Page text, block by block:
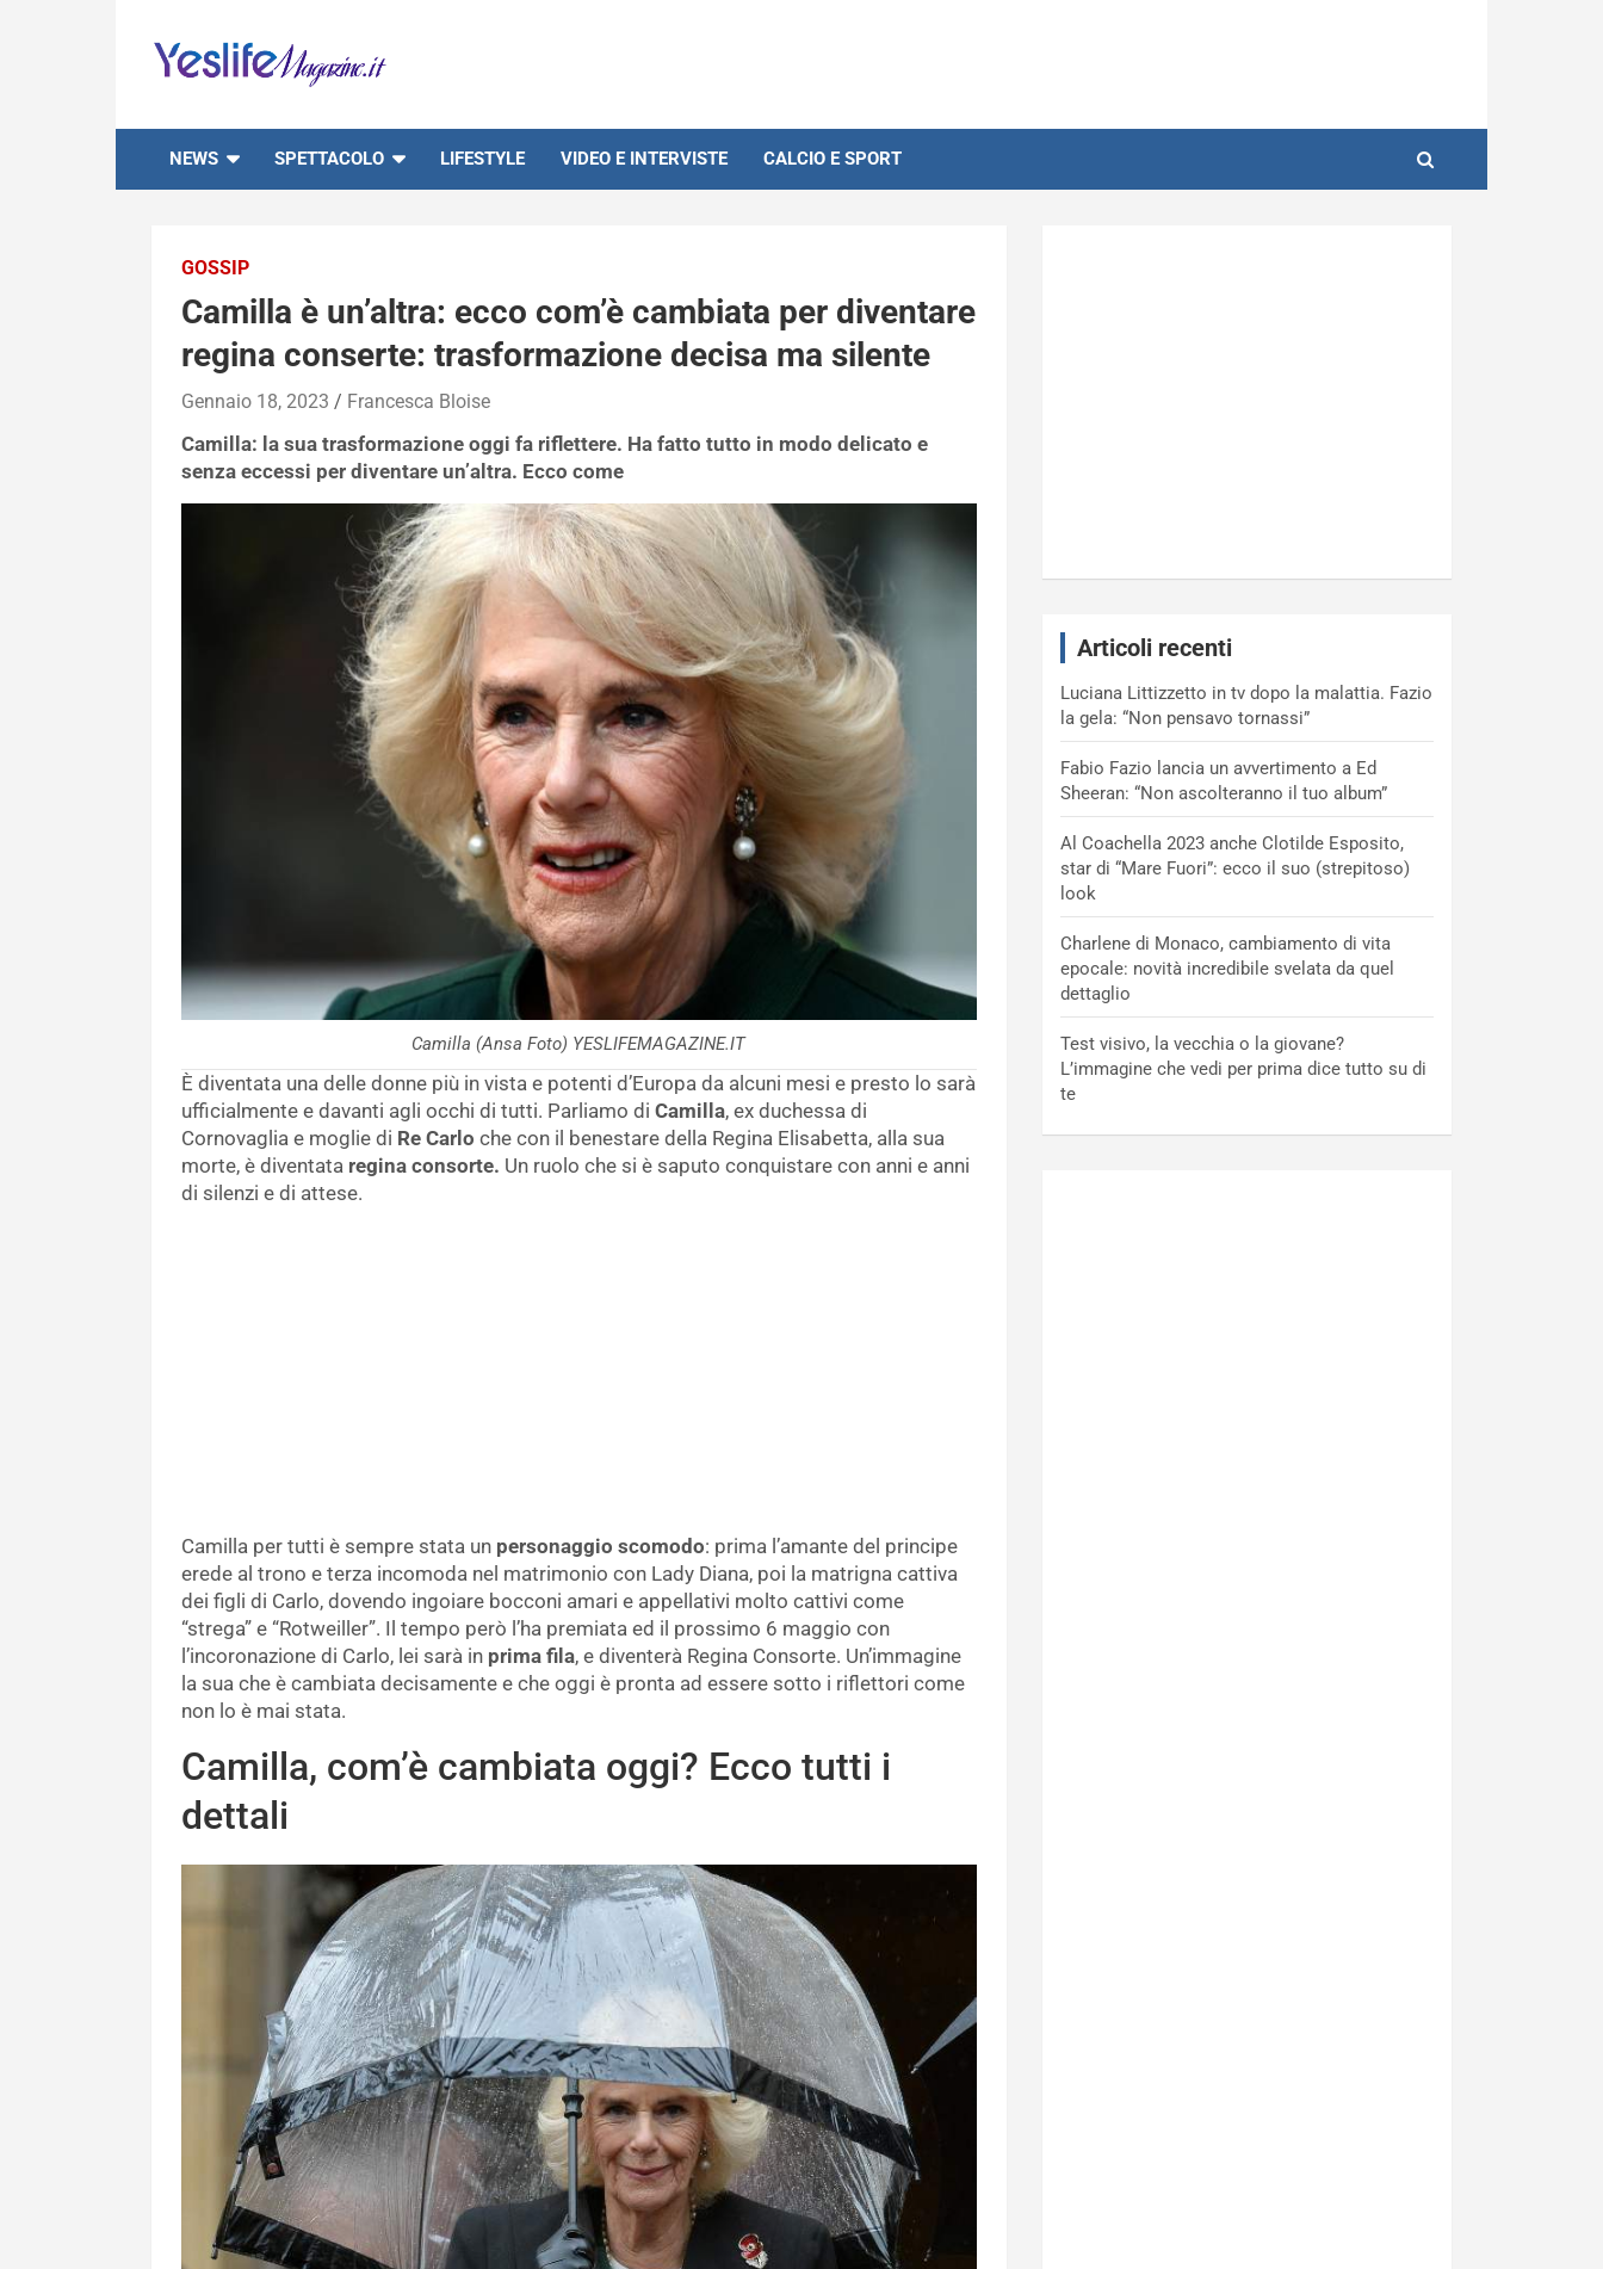
content
NEWS SPETTACOLO LIFESTYLE VIDEO E INTERVISTE CALCIO E SPORT
GOSSIP
Camilla è un’altra: ecco com’è cambiata per diventare
regina conserte: trasformazione decisa ma silente
Gennaio 18, 2023 Francesca Bloise
Camilla: la sua trasformazione oggi fa riflettere. Ha fatto tutto in modo delicato e
senza eccessi per diventare un’altra. Ecco come
Camilla (Ansa Foto) YESLIFEMAGAZINE.IT
È diventata una delle donne più in vista e potenti d’Europa da alcuni mesi e presto lo sarà
ufficialmente e davanti agli occhi di tutti. Parliamo di Camilla, ex duchessa di
Cornovaglia e moglie di Re Carlo che con il benestare della Regina Elisabetta, alla sua
morte, è diventata regina consorte. Un ruolo che si è saputo conquistare con anni e anni
di silenzi e di attese.
Camilla per tutti è sempre stata un personaggio scomodo: prima l’amante del principe
erede al trono e terza incomoda nel matrimonio con Lady Diana, poi la matrigna cattiva
dei figli di Carlo, dovendo ingoiare bocconi amari e appellativi molto cattivi come
“strega” e “Rotweiller”. Il tempo però l’ha premiata ed il prossimo 6 maggio con
l’incoronazione di Carlo, lei sarà in prima fila, e diventerà Regina Consorte. Un’immagine
la sua che è cambiata decisamente e che oggi è pronta ad essere sotto i riflettori come
non lo è mai stata.
Camilla, com’è cambiata oggi? Ecco tutti i
dettali
Articoli recenti
Luciana Littizzetto in tv dopo la malattia. Fazio
la gela: “Non pensavo tornassi”
Fabio Fazio lancia un avvertimento a Ed
Sheeran: “Non ascolteranno il tuo album”
Al Coachella 2023 anche Clotilde Esposito,
star di “Mare Fuori”: ecco il suo (strepitoso)
look
Charlene di Monaco, cambiamento di vita
epocale: novità incredibile svelata da quel
dettaglio
Test visivo, la vecchia o la giovane?
L’immagine che vedi per prima dice tutto su di
te